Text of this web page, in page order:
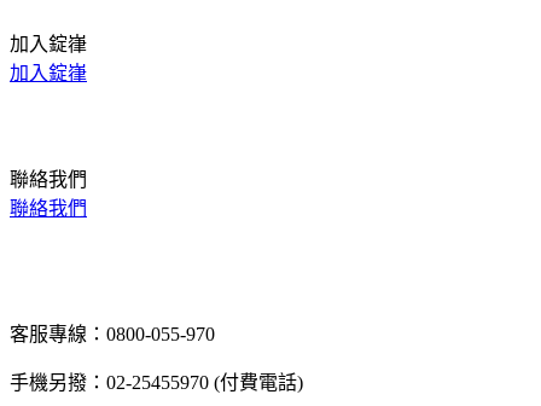
加入錠嵂
加入錠嵂
聯絡我們
聯絡我們
客服專線：0800-055-970
手機另撥：02-25455970 (付費電話)